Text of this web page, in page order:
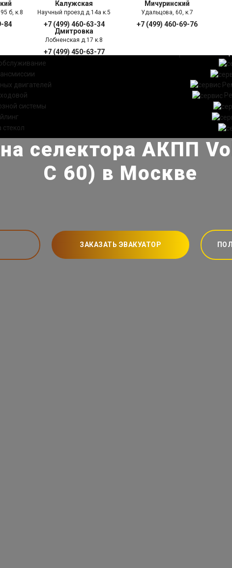
б, к.8
84
Калужская
Научный проезд д.14а к.5
+7 (499) 460-63-34
Мичуринский
Удальцова, 60, к.7
+7 (499) 460-69-76
Дмитровка
Лобненская д.17 к.8
+7 (499) 450-63-77ПРАЙС ЛИСТ
двигателей
системы
стекол
селектора АКПП
С 60) в Москве
ЗАКАЗАТЬ ЭВАКУАТОР